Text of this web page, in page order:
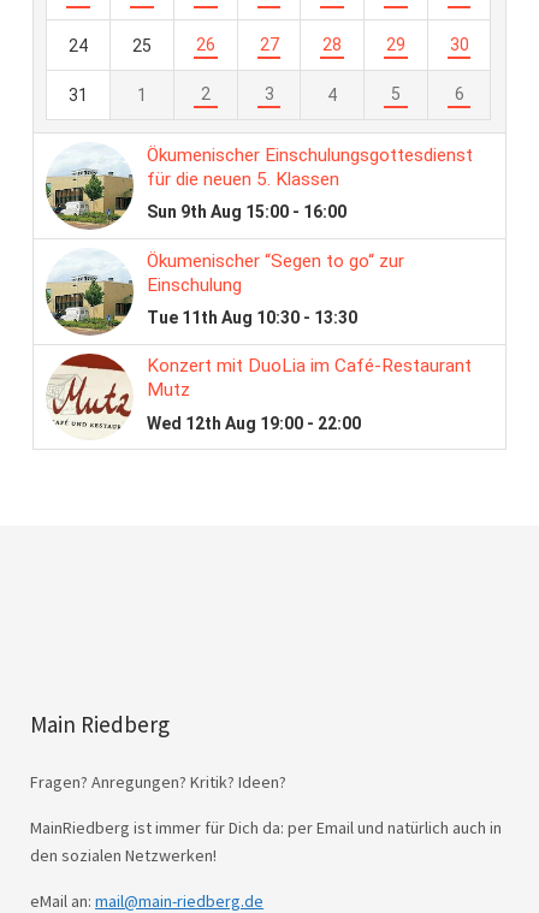
Main Riedberg
Fragen? Anregungen? Kritik? Ideen?
MainRiedberg ist immer für Dich da: per Email und natürlich auch in
den sozialen Netzwerken!
eMail an: mail@main-riedberg.de